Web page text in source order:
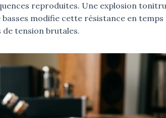
reproduites. Une explosion
modifie cette résistance en
tension brutales.